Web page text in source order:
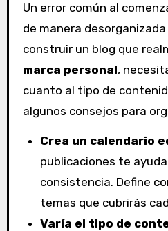
Un error común al
de manera desorganizada
construir un blog que
marca personal,
cuanto al tipo de
algunos consejos para
Crea un calendario
publicaciones te
consistencia. Define
temas que cubrirás
Varía el tipo de